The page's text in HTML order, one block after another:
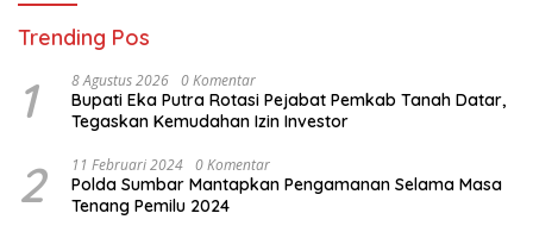
Trending Pos
1 8 Agustus 2026 0 Komentar
Bupati Eka Putra Rotasi Pejabat Pemkab Tanah Datar,
Tegaskan Kemudahan Izin Investor
2 11 Februari 2024 0 Komentar
Polda Sumbar Mantapkan Pengamanan Selama Masa
Tenang Pemilu 2024